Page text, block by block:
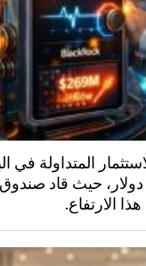
المتداولة في
الارتفاع.